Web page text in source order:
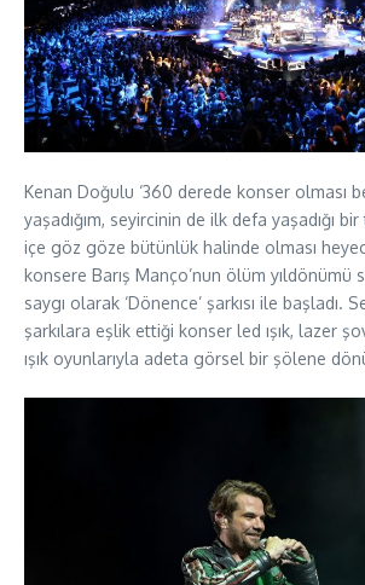
Kenan Doğulu ‘360 derede konser olması
yaşadığım, seyircinin de ilk defa yaşadığı
içe göz göze bütünlük halinde olması
konsere Barış Manço’nun ölüm yıldönümü
saygı olarak ‘Dönence’ şarkısı ile başladı.
şarkılara eşlik ettiği konser led ışık, lazer
ışık oyunlarıyla adeta görsel bir şölene